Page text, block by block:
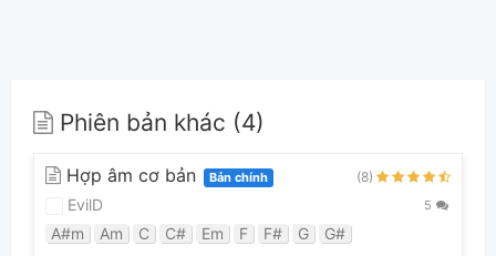
Phiên bản khác (4)
Hợp âm cơ bản Bản chính (8)
EvilD 5
A#m Am C C# Em F F# G G#